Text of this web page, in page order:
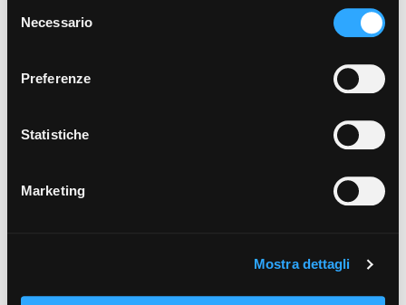
prosegui” o decidere di accettare tutti i cookie, cliccando
sul pulsante “Accetta tutti i cookie”. Cliccando sul tasto
unicamente i cookie necessari alla navigazione. Per
funzionamento, puoi prendere visione dell’informativa
cliccando qui.
delNecessario
Preferenze
Statistiche
Marketing
Mostra dettagli
404